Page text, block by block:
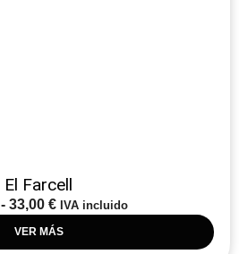
El Farcell
- 33,00 € IVA incluido
VER MÁS